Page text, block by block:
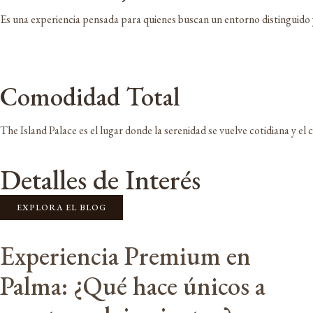
Es una experiencia pensada para quienes buscan un entorno
Comodidad Total
The Island Palace es el lugar donde la serenidad se vuelve cotidiana y
Detalles de Interés
EXPLORA EL BLOG
Experiencia Premium en
Palma: ¿Qué hace únicos a